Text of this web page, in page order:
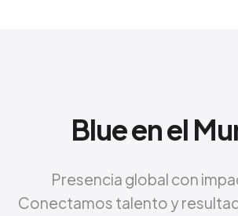
Blue en el
Presencia global con
Conectamos talento y